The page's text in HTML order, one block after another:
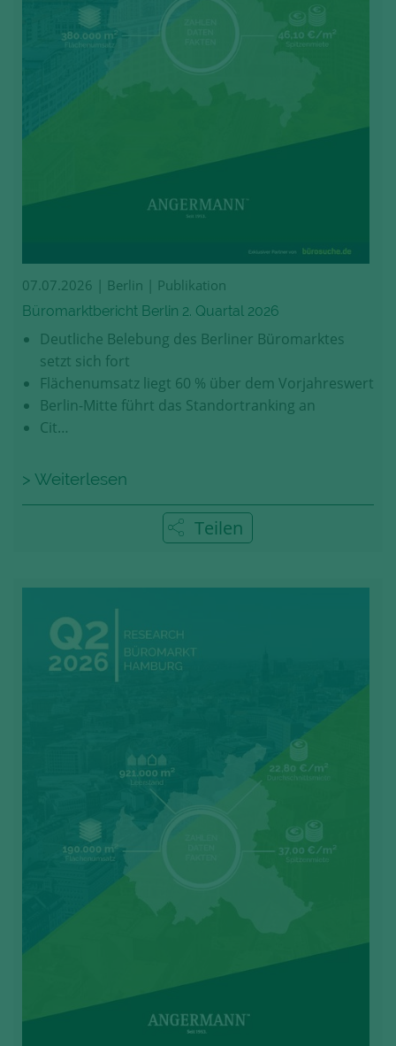
07.07.2026 | Berlin | Publikation
Büromarktbericht Berlin 2. Quartal 2026
Deutliche Belebung des Berliner Büromarktes
setzt sich fort
Flächenumsatz liegt 60 % über dem Vorjahreswert
Berlin-Mitte führt das Standortranking an
Cit…
> Weiterlesen
Teilen